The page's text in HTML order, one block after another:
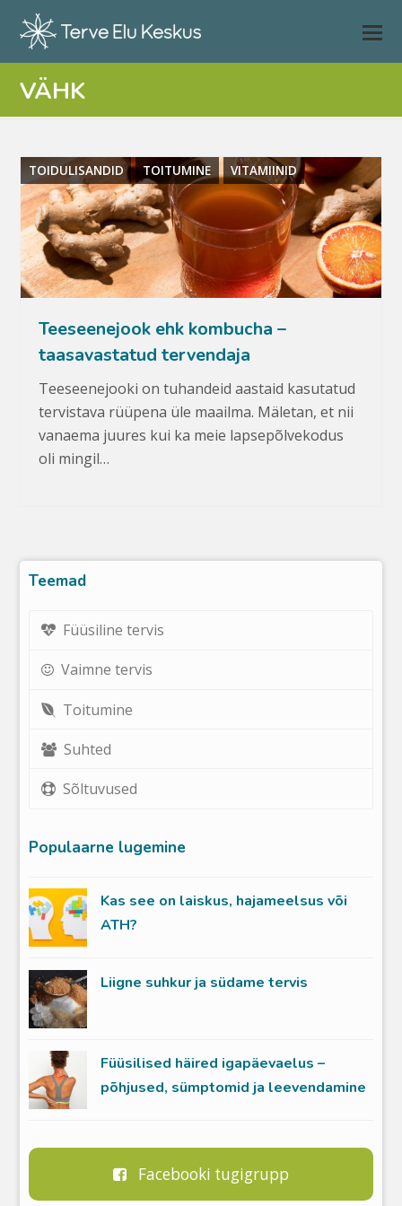
VÄHK
TOIDULISANDID TOITUMINE VITAMIINID
Teeseenejook ehk kombucha –
taasavastatud tervendaja
Teeseenejooki on tuhandeid aastaid kasutatud
tervistava rüüpena üle maailma. Mäletan, et nii
vanaema juures kui ka meie lapsepõlvekodus
oli mingil…
Teemad
Füüsiline tervis
Vaimne tervis
Toitumine
Suhted
Sõltuvused
Populaarne lugemine
Kas see on laiskus, hajameelsus või
ATH?
Liigne suhkur ja südame tervis
Füüsilised häired igapäevaelus –
põhjused, sümptomid ja leevendamine
Facebooki tugigrupp